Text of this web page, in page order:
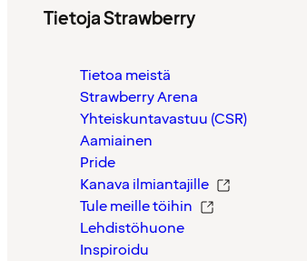
Tietoja Strawberry
Tietoa meistä
Strawberry Arena
Yhteiskuntavastuu (CSR)
Aamiainen
Pride
Kanava ilmiantajille
Tule meille töihin
Lehdistöhuone
Inspiroidu